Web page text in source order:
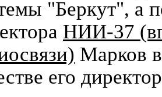
"Беркут", а
НИИ-37
Марков
его